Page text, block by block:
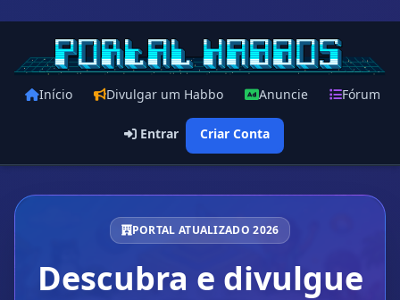
Início Divulgar um Habbo Anuncie Fórum
Entrar Criar Conta
PORTAL ATUALIZADO 2026
Descubra e divulgue